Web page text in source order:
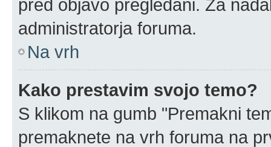
pred objavo pregledani. Za
administratorja foruma.
Na vrh
Kako prestavim svojo temo?
S klikom na gumb "Premakni
premaknete na vrh foruma na